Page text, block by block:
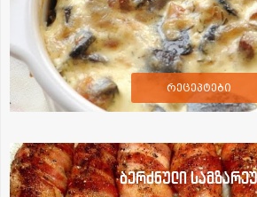
რეცეპტები
ბერძნული